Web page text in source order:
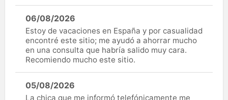
06/08/2026
Estoy de vacaciones en España y por casualidad
encontré este sitio; me ayudó a ahorrar mucho
en una consulta que habría salido muy cara.
Recomiendo mucho este sitio.
05/08/2026
La chica que me informó telefónicamente me